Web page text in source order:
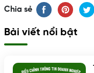
Chia sẻ
Bài viết nổi bật